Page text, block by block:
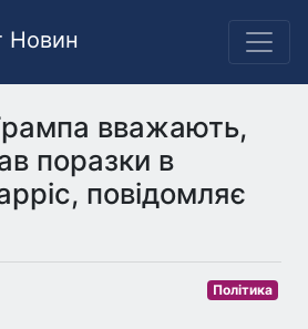
Новин
вважають,
поразки в
повідомляє
Політика